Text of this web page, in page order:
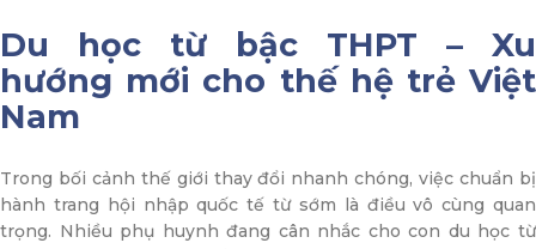
Du học từ bậc THPT – Xu
hướng mới cho thế hệ trẻ Việt
Nam
Trong bối cảnh thế giới thay đổi nhanh chóng, việc chuẩn bị
hành trang hội nhập quốc tế từ sớm là điều vô cùng quan
trọng. Nhiều phụ huynh đang cân nhắc cho con du học từ